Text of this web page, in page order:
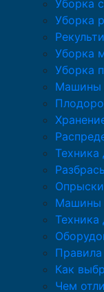
Уборка
Уборка
Уборка
Уборка
Машины
Техника
Машины
Правила
Как
Чем